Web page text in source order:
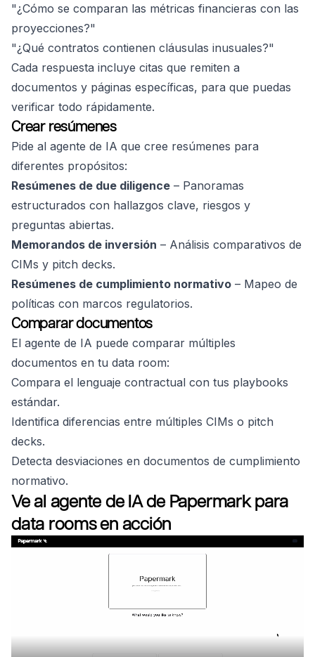
"¿Cómo se comparan las métricas financieras con las
proyecciones?"
"¿Qué contratos contienen cláusulas inusuales?"
Cada respuesta incluye citas que remiten a
documentos y páginas específicas, para que puedas
verificar todo rápidamente.
Crear resúmenes
Pide al agente de IA que cree resúmenes para
diferentes propósitos:
Resúmenes de due diligence – Panoramas
estructurados con hallazgos clave, riesgos y
preguntas abiertas.
Memorandos de inversión – Análisis comparativos de
CIMs y pitch decks.
Resúmenes de cumplimiento normativo – Mapeo de
políticas con marcos regulatorios.
Comparar documentos
El agente de IA puede comparar múltiples
documentos en tu data room:
Compara el lenguaje contractual con tus playbooks
estándar.
Identifica diferencias entre múltiples CIMs o pitch
decks.
Detecta desviaciones en documentos de cumplimiento
normativo.
Ve al agente de IA de Papermark para
data rooms en acción